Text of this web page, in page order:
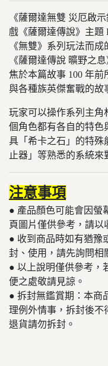
《薩爾達無雙 災厄啟
戲《薩爾達傳說》主題
《無雙》系列玩法而
《薩爾達傳說 曠野之
焦於本篇故事 100 年
與各種族英傑奮戰的故
玩家可以操作系列主角
個角色都有各自的特色
具「希卡之石」的特殊
止器」等熟悉的系統來
注意事項
● 產品顏色可能會因螢
頁圖片僅供參考，請以
● 收到商品時如有猶豫
封、使用，請先詢問相
● 以上說明僅供參考，
便之處敬請見諒。
​​​​​● 拆封無鑑賞期：本商
理例外情事，拆封後
退貨請勿拆封。